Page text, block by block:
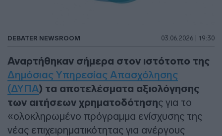
DEBATER NEWSROOM 03.06.2026 | 19:30
Αναρτήθηκαν σήμερα στον ιστότοπο της
Δημόσιας Υπηρεσίας Απασχόλησης
(ΔΥΠΑ) τα αποτελέσματα αξιολόγησης
των αιτήσεων χρηματοδότησης για το
«ολοκληρωμένο πρόγραμμα ενίσχυσης της
νέας επιχειρηματικότητας για ανέργους